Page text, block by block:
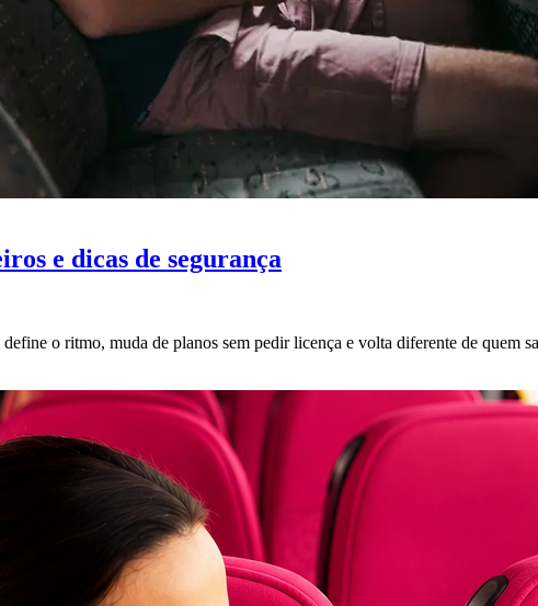
e dicas de segurança
o ritmo, muda de planos sem pedir licença e volta diferente de quem